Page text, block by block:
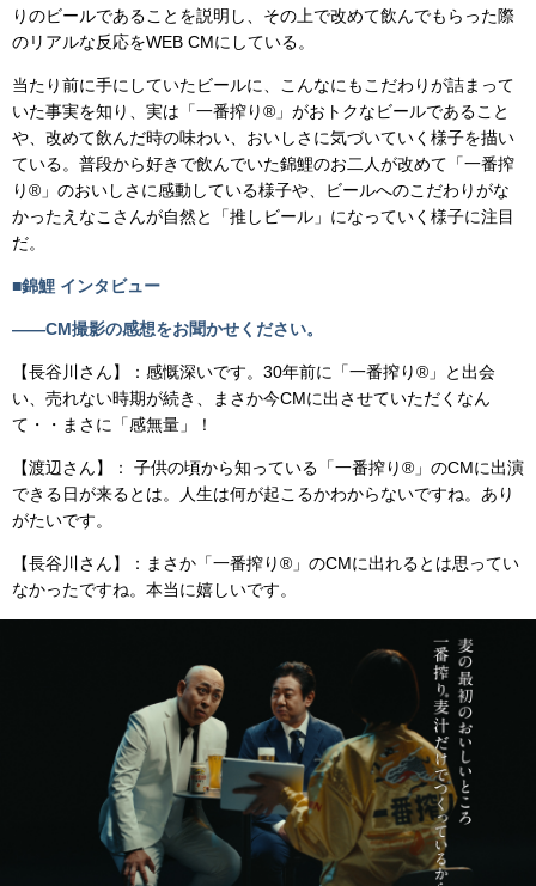
りのビールであることを説明し、その上で改めて飲んでもらった際
のリアルな反応をWEB CMにしている。
当たり前に手にしていたビールに、こんなにもこだわりが詰まって
いた事実を知り、実は「一番搾り®」がおトクなビールであること
や、改めて飲んだ時の味わい、おいしさに気づいていく様子を描い
ている。普段から好きで飲んでいた錦鯉のお二人が改めて「一番搾
り®」のおいしさに感動している様子や、ビールへのこだわりがな
かったえなこさんが自然と「推しビール」になっていく様子に注目
だ。
■錦鯉 インタビュー
――CM撮影の感想をお聞かせください。
【長谷川さん】：感慨深いです。30年前に「一番搾り®」と出会
い、売れない時期が続き、まさか今CMに出させていただくなん
て・・まさに「感無量」！
【渡辺さん】： 子供の頃から知っている「一番搾り®」のCMに出演
できる日が来るとは。人生は何が起こるかわからないですね。あり
がたいです。
【長谷川さん】：まさか「一番搾り®」のCMに出れるとは思ってい
なかったですね。本当に嬉しいです。